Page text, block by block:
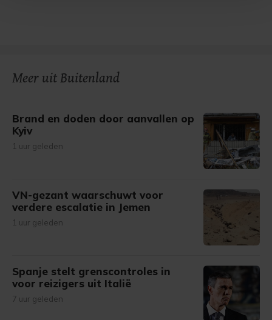
Meer uit Buitenland
Brand en doden door aanvallen op
Kyiv
1 uur geleden
VN-gezant waarschuwt voor
verdere escalatie in Jemen
1 uur geleden
Spanje stelt grenscontroles in
voor reizigers uit Italië
7 uur geleden